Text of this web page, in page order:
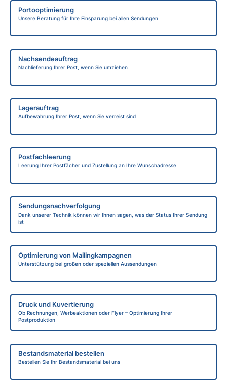
Portooptimierung
Unsere Beratung für Ihre Einsparung bei allen Sendungen
Nachsendeauftrag
Nachlieferung Ihrer Post, wenn Sie umziehen
Lagerauftrag
Aufbewahrung Ihrer Post, wenn Sie verreist sind
Postfachleerung
Leerung Ihrer Postfächer und Zustellung an Ihre Wunschadresse
Sendungsnachverfolgung
Dank unserer Technik können wir Ihnen sagen, was der Status Ihrer Sendung
ist
Optimierung von Mailingkampagnen
Unterstützung bei großen oder speziellen Aussendungen
Druck und Kuvertierung
Ob Rechnungen, Werbeaktionen oder Flyer – Optimierung Ihrer
Postproduktion
Bestandsmaterial bestellen
Bestellen Sie Ihr Bestandsmaterial bei uns